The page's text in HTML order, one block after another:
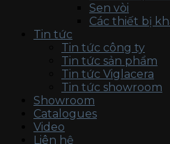
Sen vòi
Các thiết bị
Tin tức
Tin tức công ty
Tin tức sản phẩm
Tin tức Viglacera
Tin tức showroom
Showroom
Catalogues
Video
Liên hệ